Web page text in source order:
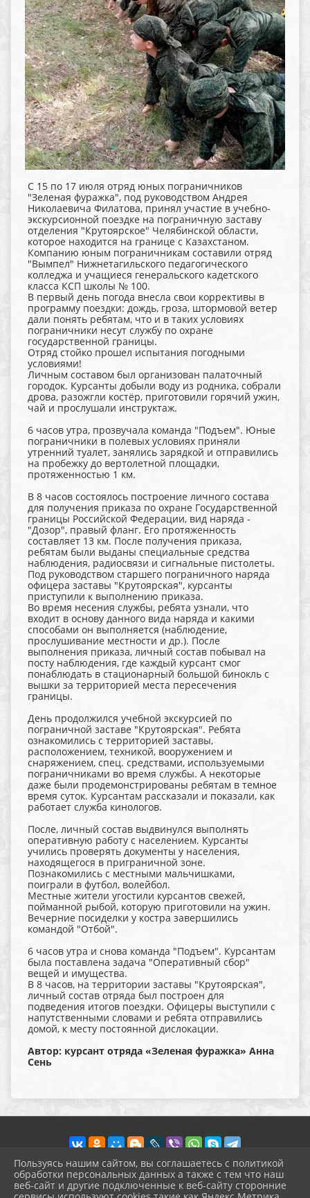
С 15 по 17 июля отряд юных пограничников
"Зеленая фуражка", под руководством Андрея
Николаевича Филатова, принял участие в учебно-
экскурсионной поездке на пограничную заставу
отделения "Крутоярское" Челябинской области,
которое находится на границе с Казахстаном.
Компанию юным пограничникам составили отряд
"Вымпел" Нижнетагильского педагогического
колледжа и учащиеся генеральского кадетского
класса КСП школы № 100.
В первый день погода внесла свои коррективы в
программу поездки: дождь, гроза, штормовой ветер
дали понять ребятам, что и в таких условиях
пограничники несут службу по охране
государственной границы.
Отряд стойко прошел испытания погодными
условиями!
Личным составом был организован палаточный
городок. Курсанты добыли воду из родника, собрали
дрова, разожгли костёр, приготовили горячий ужин,
чай и прослушали инструктаж.
6 часов утра, прозвучала команда "Подъем". Юные
пограничники в полевых условиях приняли
утренний туалет, занялись зарядкой и отправились
на пробежку до вертолетной площадки,
протяженностью 1 км.
В 8 часов состоялось построение личного состава
для получения приказа по охране Государственной
границы Российской Федерации, вид наряда -
"Дозор", правый фланг. Его протяженность
составляет 13 км. После получения приказа,
ребятам были выданы специальные средства
наблюдения, радиосвязи и сигнальные пистолеты.
Под руководством старшего пограничного наряда
офицера заставы "Крутоярская", курсанты
приступили к выполнению приказа.
Во время несения службы, ребята узнали, что
входит в основу данного вида наряда и какими
способами он выполняется (наблюдение,
прослушивание местности и др.). После
выполнения приказа, личный состав побывал на
посту наблюдения, где каждый курсант смог
понаблюдать в стационарный большой бинокль с
вышки за территорией места пересечения
границы.
День продолжился учебной экскурсией по
пограничной заставе "Крутоярская". Ребята
ознакомились с территорией заставы,
расположением, техникой, вооружением и
снаряжением, спец. средствами, используемыми
пограничниками во время службы. А некоторые
даже были продемонстрированы ребятам в темное
время суток. Курсантам рассказали и показали, как
работает служба кинологов.
После, личный состав выдвинулся выполнять
оперативную работу с населением. Курсанты
учились проверять документы у населения,
находящегося в приграничной зоне.
Познакомились с местными мальчишками,
поиграли в футбол, волейбол.
Местные жители угостили курсантов свежей,
пойманной рыбой, которую приготовили на ужин.
Вечерние посиделки у костра завершились
командой "Отбой".
6 часов утра и снова команда "Подъем". Курсантам
была поставлена задача "Оперативный сбор"
вещей и имущества.
В 8 часов, на территории заставы "Крутоярская",
личный состав отряда был построен для
подведения итогов поездки. Офицеры выступили с
напутственными словами и ребята отправились
домой, к месту постоянной дислокации.
Автор: курсант отряда «Зеленая фуражка» Анна
Сень
2026 г. pokrov-ck.ru
Пользуясь нашим сайтом, вы соглашаетесь с политикой
обработки персональных данных а также с тем что наш
веб-сайт и другие подключенные к веб-сайту сторонние